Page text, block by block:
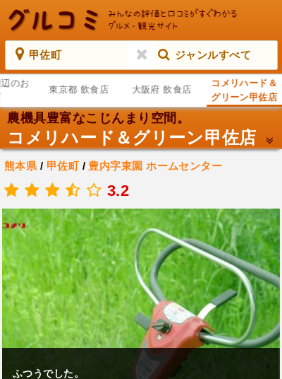
甲佐町 ジャンルすべて
のお
東京都 飲食店 大阪府 飲食店
コメリハード＆
グリーン甲佐店
農機具豊富なこじんまり空間。
コメリハード＆グリーン甲佐店
熊本県 / 甲佐町/ 豊内字東園 ホームセンター
3.2
ふつうでした。